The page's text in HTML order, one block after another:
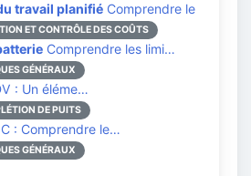
travail planifié Comprendre le
ET CONTRÔLE DES COÛTS
Comprendre les limi…
GÉNÉRAUX
: Un éléme…
DE PUITS
: Comprendre le…
GÉNÉRAUX